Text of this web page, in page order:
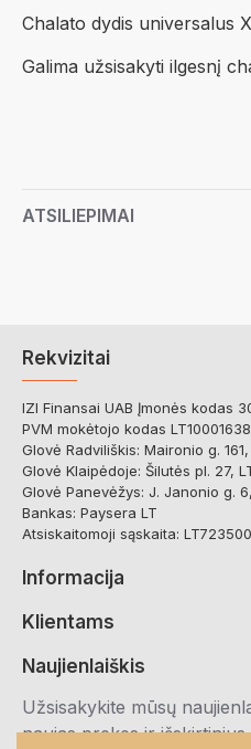
Chalato dydis universalus
Galima užsisakyti ilgesnį
ATSILIEPIMAI
Rekvizitai
IZI Finansai UAB Įmonės kodas
PVM mokėtojo kodas
Glovė Radviliškis: Maironio g.
Glovė Klaipėdoje: Šilutės pl. 27,
Glovė Panevėžys: J. Janonio g.
Bankas: Paysera LT
Atsiskaitomoji sąskaita:
Informacija
Klientams
Naujienlaiškis
Užsisakykite mūsų
naujas prekes ir